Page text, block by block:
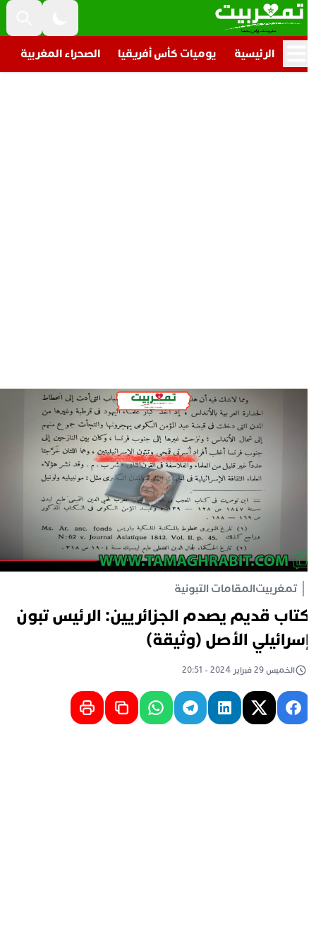
الرئيسية يوميات كأس أفريقيا الصحراء المغربية
تمغربيتالمقامات التبونية
قديم يصدم الجزائريين: الرئيس تبون
الأصل (وثيقة)
الخميس 29 فبراير 2024 - 20:51